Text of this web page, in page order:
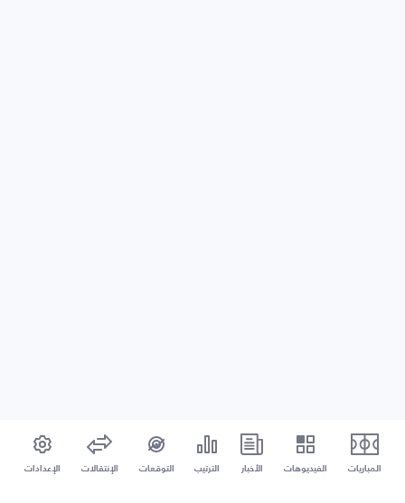
المباريات الفيديوهات الأخبار الترتيب التوقعات الإنتقالات الإعدادات